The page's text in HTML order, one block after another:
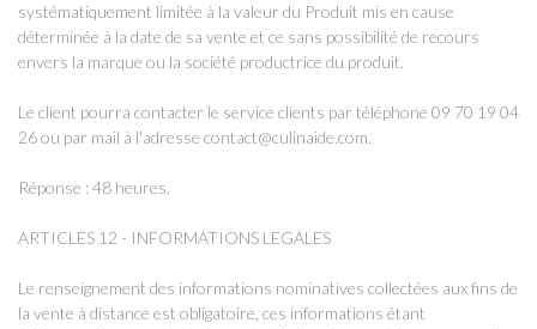
systématiquement limitée à la valeur du Produit mis en cause
déterminée à la date de sa vente et ce sans possibilité de recours
envers la marque ou la société productrice du produit.
Le client pourra contacter le service clients par téléphone 09 70 19 04
26 ou par mail à l'adresse contact@culinaide.com.
Réponse : 48 heures.
ARTICLES 12 - INFORMATIONS LEGALES
Le renseignement des informations nominatives collectées aux fins de
la vente à distance est obligatoire, ces informations étant